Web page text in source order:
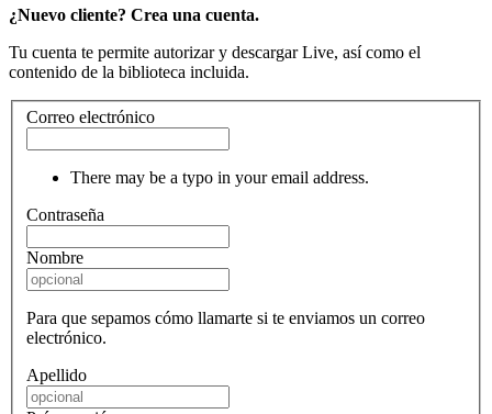
¿Nuevo cliente? Crea una cuenta.
Tu cuenta te permite autorizar y descargar Live, así como el
contenido de la biblioteca incluida.
Correo electrónico
There may be a typo in your email address.
Contraseña
Nombre
Para que sepamos cómo llamarte si te enviamos un correo
electrónico.
Apellido